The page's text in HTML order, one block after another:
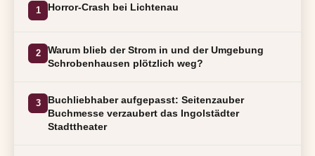
1 Horror-Crash bei Lichtenau
2
Warum blieb der Strom in und der Umgebung
Schrobenhausen plötzlich weg?
3
Buchliebhaber aufgepasst: Seitenzauber
Buchmesse verzaubert das Ingolstädter
Stadttheater